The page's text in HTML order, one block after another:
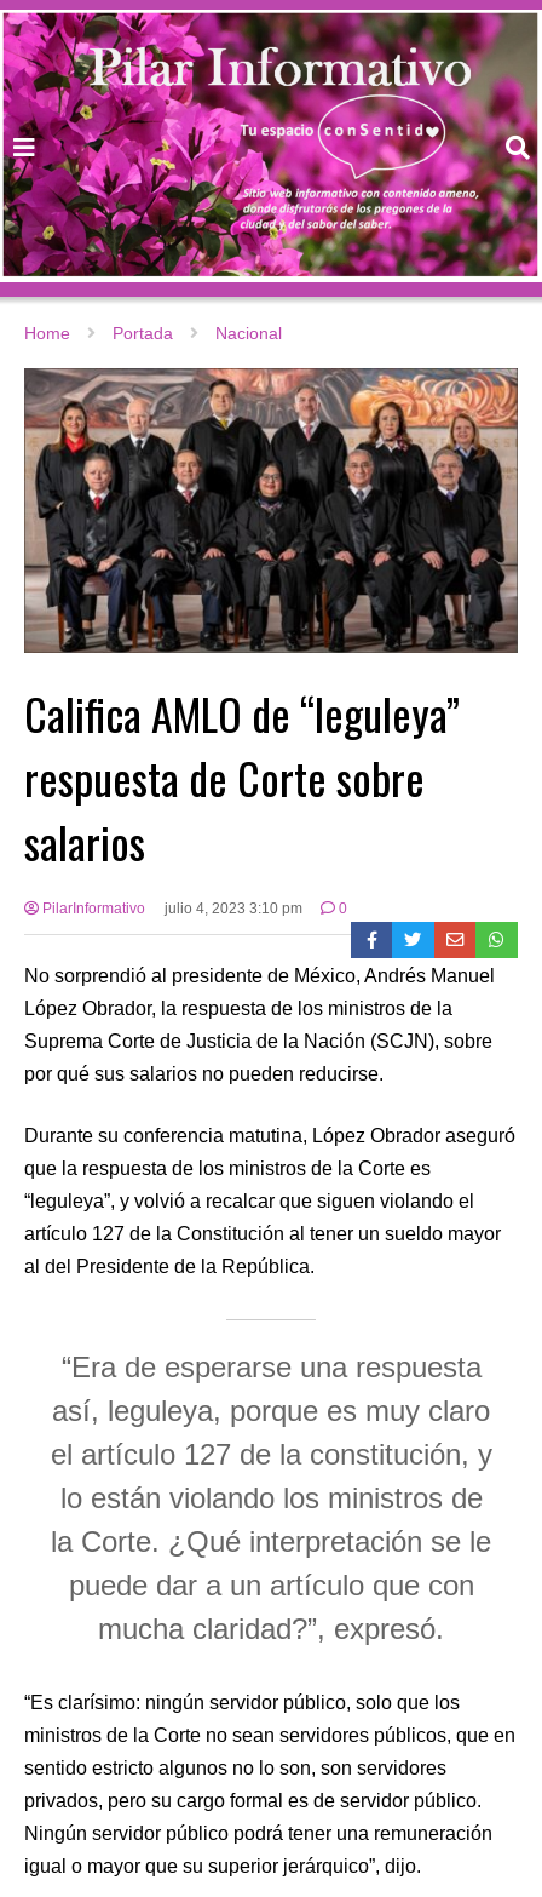
Home Portada Nacional
Califica AMLO de “leguleya”
respuesta de Corte sobre
salarios
PilarInformativo julio 4, 2023 3:10 pm 0
No sorprendió al presidente de México, Andrés Manuel
López Obrador, la respuesta de los ministros de la
Suprema Corte de Justicia de la Nación (SCJN), sobre
por qué sus salarios no pueden reducirse.
Durante su conferencia matutina, López Obrador aseguró
que la respuesta de los ministros de la Corte es
“leguleya”, y volvió a recalcar que siguen violando el
artículo 127 de la Constitución al tener un sueldo mayor
al del Presidente de la República.
“Era de esperarse una respuesta
así, leguleya, porque es muy claro
el artículo 127 de la constitución, y
lo están violando los ministros de
la Corte. ¿Qué interpretación se le
puede dar a un artículo que con
mucha claridad?”, expresó.
“Es clarísimo: ningún servidor público, solo que los
ministros de la Corte no sean servidores públicos, que en
sentido estricto algunos no lo son, son servidores
privados, pero su cargo formal es de servidor público.
Ningún servidor público podrá tener una remuneración
igual o mayor que su superior jerárquico”, dijo.